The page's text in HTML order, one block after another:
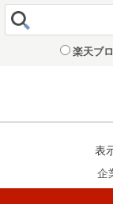
楽天ブ
表
企